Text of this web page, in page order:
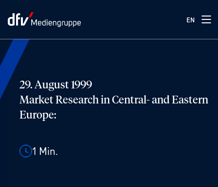
EN
29. August 1999
Market Research in Central- and Eastern
Europe:
1 Min.